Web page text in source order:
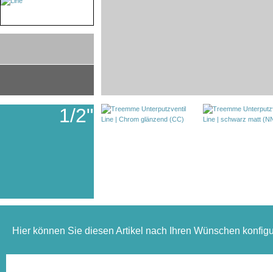
1/2"
Hier können Sie diesen Artikel nach Ihren Wünschen